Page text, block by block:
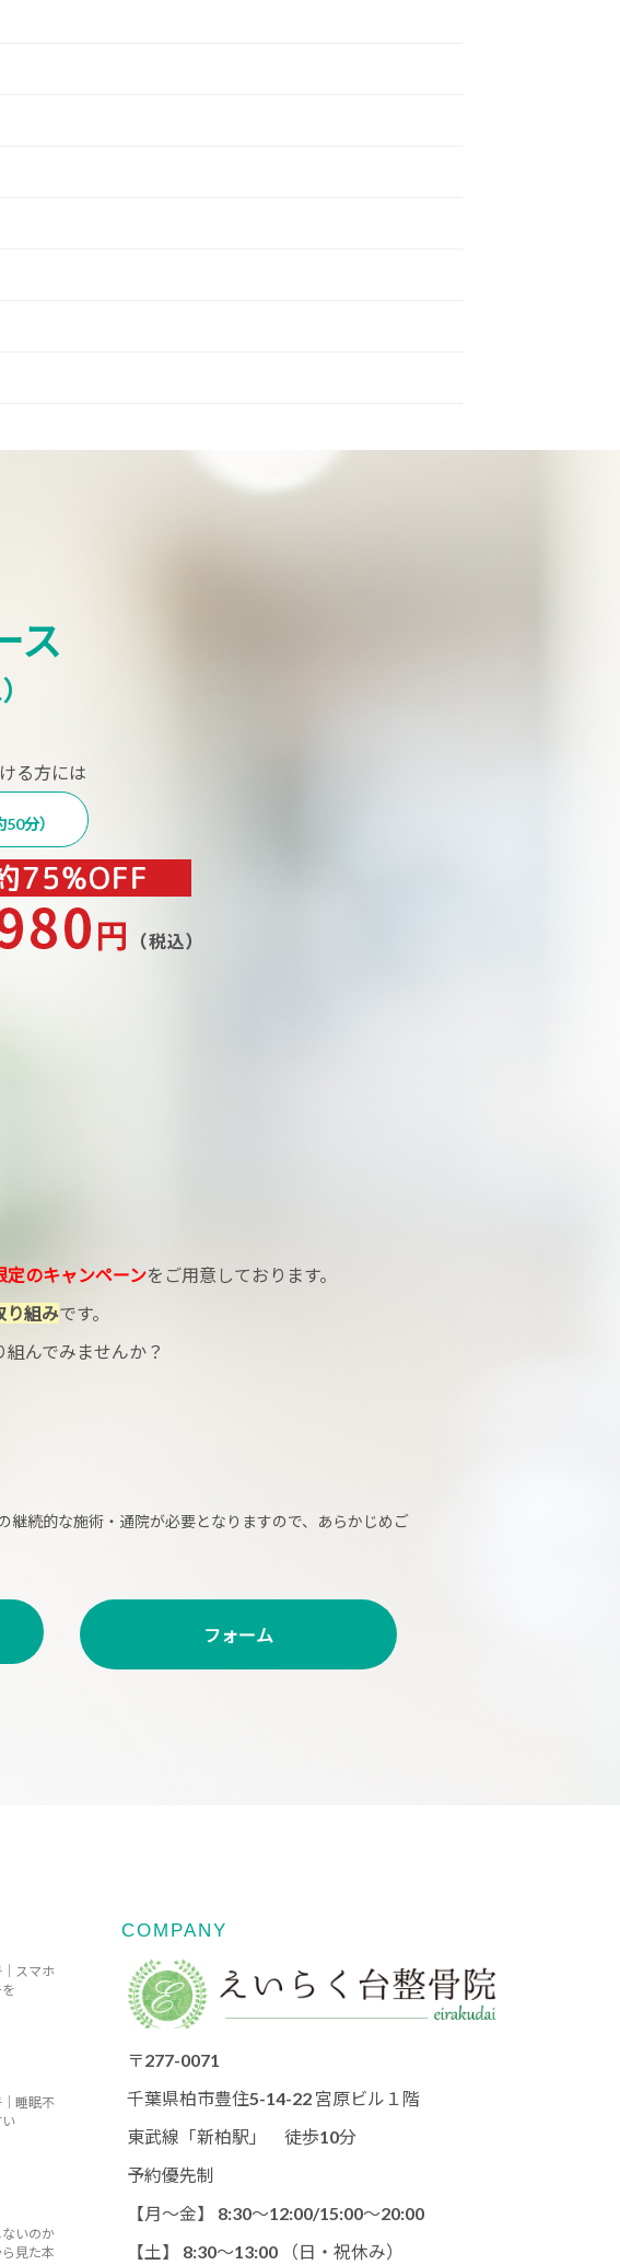
ス
る方には
50分）
定のキャンペーンをご用意しております。
り組みです。
んでみませんか？
続的な施術・通院が必要となりますので、あらかじめご
フォーム
スマホ
睡眠不
いのか
ら見た本
COMPANY
〒277-0071
千葉県柏市豊住5-14-22 宮原ビル１階
東武線「新柏駅」 徒歩10分
予約優先制
【月〜金】 8:30～12:00/15:00〜20:00
【土】 8:30〜13:00 （日・祝休み）